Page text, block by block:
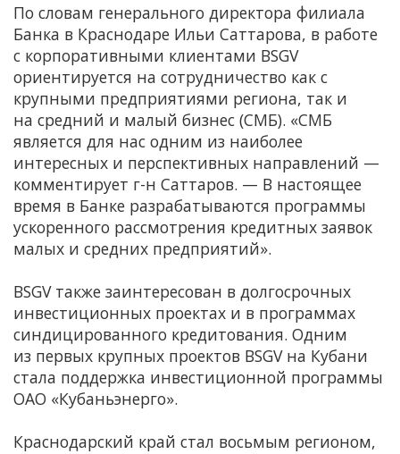
По словам генерального директора филиала
Банка в Краснодаре Ильи Саттарова, в работе
с корпоративными клиентами BSGV
ориентируется на сотрудничество как с
крупными предприятиями региона, так и
на средний и малый бизнес (СМБ). «СМБ
является для нас одним из наиболее
интересных и перспективных направлений —
комментирует г-н Саттаров. — В настоящее
время в Банке разрабатываются программы
ускоренного рассмотрения кредитных заявок
малых и средних предприятий».
BSGV также заинтересован в долгосрочных
инвестиционных проектах и в программах
синдицированного кредитования. Одним
из первых крупных проектов BSGV на Кубани
стала поддержка инвестиционной программы
ОАО «Кубаньэнерго».
Краснодарский край стал восьмым регионом,